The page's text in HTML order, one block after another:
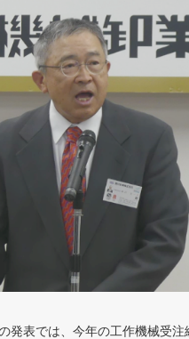
発表では、今年の工作機械受注